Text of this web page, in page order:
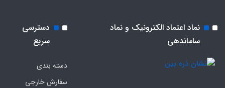
نماد اعتماد الکترونیک و نماد
ساماندهی
دسترسی
سریع
دسته بندی
سفارش خارجی